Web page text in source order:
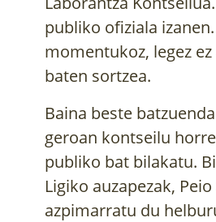
publiko ofiziala
momentukoz, legez
baten sortzea.
Baina beste
geroan kontseilu
publiko bat bilakatu.
Ligiko auzapezak,
azpimarratu du